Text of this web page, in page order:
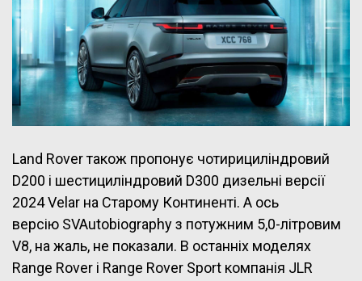
Land Rover також пропонує чотирициліндровий
D200 і шестициліндровий D300 дизельні версії
2024 Velar на Старому Континенті. А ось
версію SVAutobiography з потужним 5,0-літровим
V8, на жаль, не показали. В останніх моделях
Range Rover і Range Rover Sport компанія JLR